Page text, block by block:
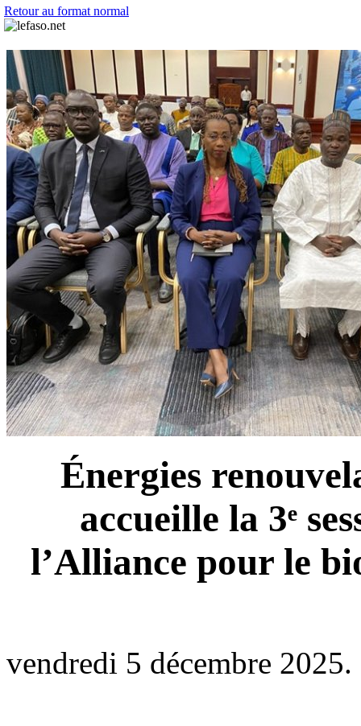
Retour au format normal
Énergies
accueille la 3ᵉ
l’Alliance pour le
vendredi 5 décembre 2025.